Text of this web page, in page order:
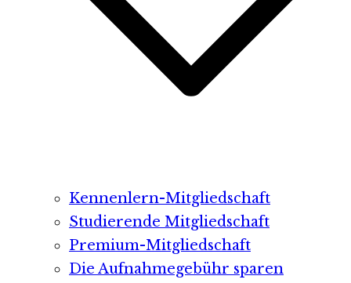
Kennenlern-Mitgliedschaft
Studierende Mitgliedschaft
Premium-Mitgliedschaft
Die Aufnahmegebühr sparen